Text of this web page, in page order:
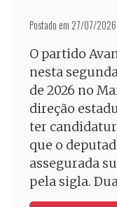
Postado em 27/07/2026
O partido
nesta
de 2026 no
direção
ter
que o
assegurada
pela sigla.